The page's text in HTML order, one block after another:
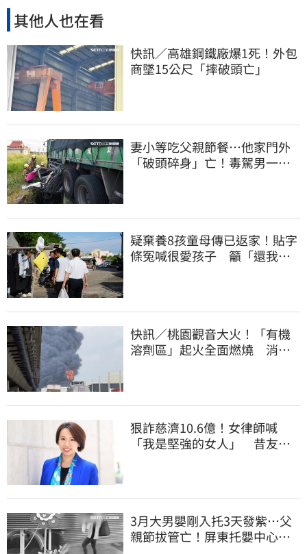
其他人也在看
快訊／高雄鋼鐵廠爆1死！外包
商墜15公尺「摔破頭亡」
妻小等吃父親節餐⋯他家門外
「破頭碎身」亡！毒駕男一路
疑棄養8孩童母傳已返家！貼字
條冤喊很愛孩子 籲「還我們
快訊／桃園觀音大火！「有機
溶劑區」起火全面燃燒 消
狠詐慈濟10.6億！女律師喊
「我是堅強的女人」 昔友人
3月大男嬰剛入托3天發紫…父
親節拔管亡！屏東托嬰中心回9